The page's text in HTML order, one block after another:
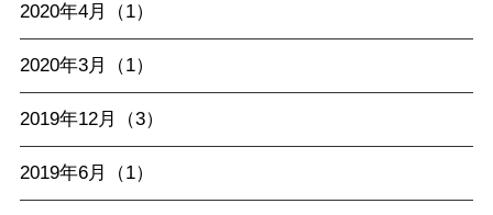
2020年4月（1）
2020年3月（1）
2019年12月（3）
2019年6月（1）